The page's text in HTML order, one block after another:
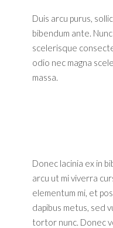
Duis arcu purus,
bibendum ante.
scelerisque
odio nec magna
massa.
Donec lacinia ex in
arcu ut mi viverra
elementum mi, et
dapibus metus, sed
tortor nunc. Donec